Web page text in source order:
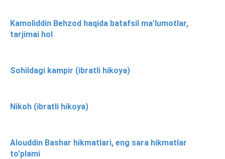
Kamoliddin Behzod haqida batafsil ma’lumotlar,
tarjimai hol
Sohildagi kampir (ibratli hikoya)
Nikoh (ibratli hikoya)
Alouddin Bashar hikmatlari, eng sara hikmatlar
to’plami